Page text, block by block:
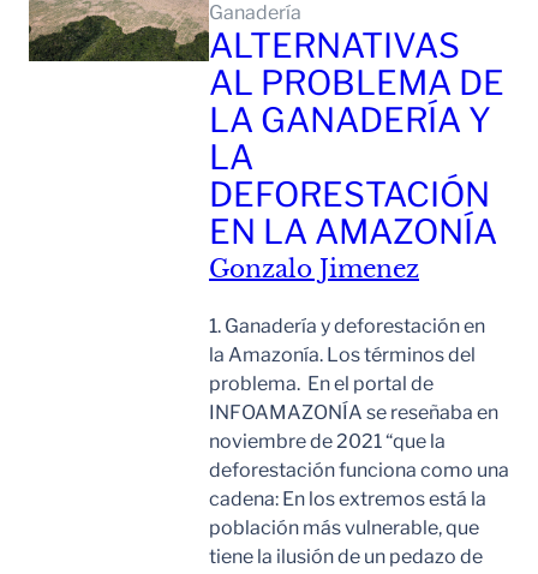
Ganadería
ALTERNATIVAS
AL PROBLEMA DE
LA GANADERÍA Y
LA
DEFORESTACIÓN
EN LA AMAZONÍA
Gonzalo Jimenez
1. Ganadería y deforestación en
la Amazonía. Los términos del
problema. En el portal de
INFOAMAZONÍA se reseñaba en
noviembre de 2021 “que la
deforestación funciona como una
cadena: En los extremos está la
población más vulnerable, que
tiene la ilusión de un pedazo de